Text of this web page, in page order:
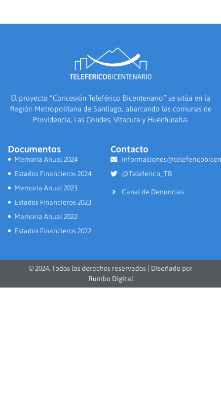
El proyecto “Concesión Teleférico Bicentenario” se sitúa en la
Región Metropolitana de Santiago, abarcando las comunas de
Providencia, Las Condes, Vitacura y Huechuraba.
Documentos
Memoria Anual 2024
Estados Financieros 2024
Memoria Anual 2023
Estados Financieros 2023
Memoria Anual 2022
Estados Financieros 2022
Contacto
@Teleferico_TB
Canal de Denuncias
© 2024. Todos los derechos reservados | Diseñado por
Rumbo Digital